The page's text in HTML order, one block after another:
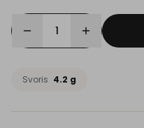
1
Svoris 4.2 g